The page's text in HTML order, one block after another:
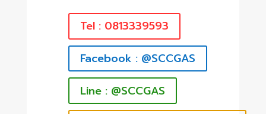
Tel : 0813339593
Facebook : @SCCGAS
Line : @SCCGAS